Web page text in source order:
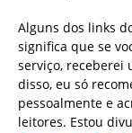
Alguns dos links
significa que se
serviço, receberei
disso, eu só
pessoalmente e
leitores. Estou